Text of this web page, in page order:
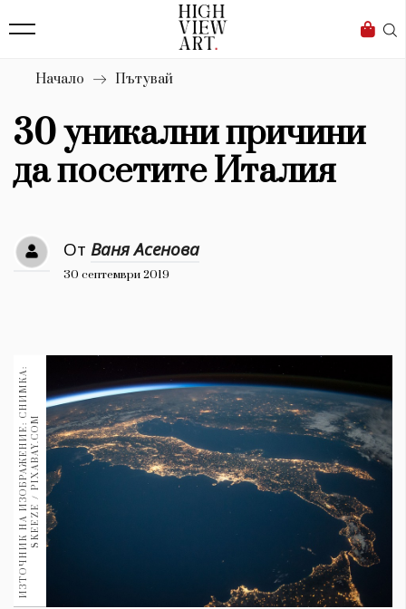
Бизнес
Мода
Dialogue
Изкуство
4340
Красота
777
Книги 1188
30+ 1970
Гурме 1710
Пътувай
237
Здраве
Начало Пътувай
30 уникални причини
да посетите Италия
От Ваня Асенова
30 септември 2019
И
З
Т
О
Ч
Н
И
К
Н
А
И
З
О
Б
Р
А
Ж
Е
Н
И
Е
:
С
Н
И
М
К
А
:
S
K
E
E
Z
E
/
P
I
X
A
B
A
Y
.
C
OM